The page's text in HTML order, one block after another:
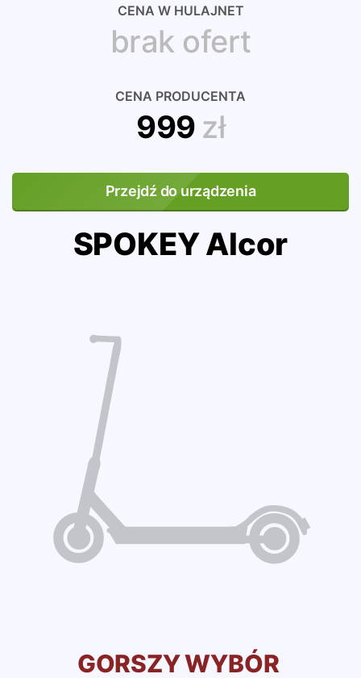
CENA W HULAJNET
brak ofert
CENA PRODUCENTA
999 zł
Przejdź do urządzenia
SPOKEY Alcor
GORSZY WYBÓR